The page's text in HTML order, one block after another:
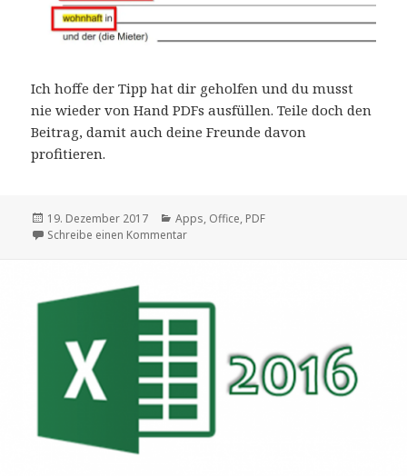
Ich hoffe der Tipp hat dir geholfen und du musst
nie wieder von Hand PDFs ausfüllen. Teile doch den
Beitrag, damit auch deine Freunde davon
profitieren.
Veröffentlicht
am
19. Dezember 2017 Kategorien
Apps, Office, PDF
Schreibe einen Kommentarzu PDF bearbeiten – Kostenlos!